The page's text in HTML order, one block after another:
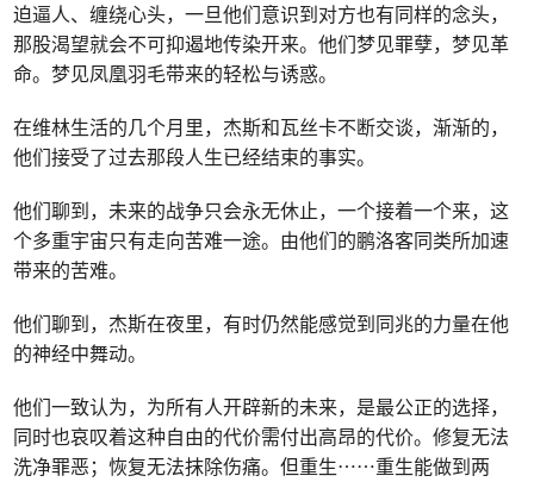
迫逼人、缠绕心头，一旦他们意识到对方也有同样的念头，
那股渴望就会不可抑遏地传染开来。他们梦见罪孽，梦见革
命。梦见凤凰羽毛带来的轻松与诱惑。
在维林生活的几个月里，杰斯和瓦丝卡不断交谈，渐渐的，
他们接受了过去那段人生已经结束的事实。
他们聊到，未来的战争只会永无休止，一个接着一个来，这
个多重宇宙只有走向苦难一途。由他们的鹏洛客同类所加速
带来的苦难。
他们聊到，杰斯在夜里，有时仍然能感觉到同兆的力量在他
的神经中舞动。
他们一致认为，为所有人开辟新的未来，是最公正的选择，
同时也哀叹着这种自由的代价需付出高昂的代价。修复无法
洗净罪恶；恢复无法抹除伤痛。但重生⋯⋯重生能做到两